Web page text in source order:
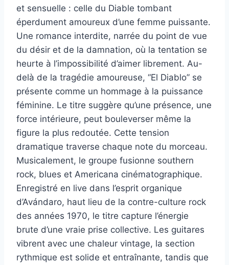
et sensuelle : celle du Diable tombant
éperdument amoureux d’une femme puissante.
Une romance interdite, narrée du point de vue
du désir et de la damnation, où la tentation se
heurte à l’impossibilité d’aimer librement. Au-
delà de la tragédie amoureuse, “El Diablo” se
présente comme un hommage à la puissance
féminine. Le titre suggère qu’une présence, une
force intérieure, peut bouleverser même la
figure la plus redoutée. Cette tension
dramatique traverse chaque note du morceau.
Musicalement, le groupe fusionne southern
rock, blues et Americana cinématographique.
Enregistré en live dans l’esprit organique
d’Avándaro, haut lieu de la contre-culture rock
des années 1970, le titre capture l’énergie
brute d’une vraie prise collective. Les guitares
vibrent avec une chaleur vintage, la section
rythmique est solide et entraînante, tandis que